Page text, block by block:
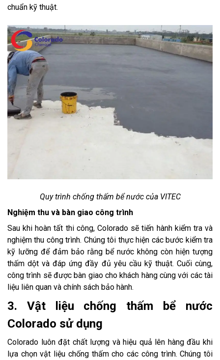
chuẩn kỹ thuật.
Quy trình chống thấm bể nước của VITEC
Nghiệm thu và bàn giao công trình
Sau khi hoàn tất thi công, Colorado sẽ tiến hành kiểm tra và
nghiệm thu công trình. Chúng tôi thực hiện các bước kiểm tra
kỹ lưỡng để đảm bảo rằng bể nước không còn hiện tượng
thấm dột và đáp ứng đầy đủ yêu cầu kỹ thuật. Cuối cùng,
công trình sẽ được bàn giao cho khách hàng cùng với các tài
liệu liên quan và chính sách bảo hành.
3. Vật liệu chống thấm bể nước
Colorado sử dụng
Colorado luôn đặt chất lượng và hiệu quả lên hàng đầu khi
lựa chọn vật liệu chống thấm cho các công trình. Chúng tôi